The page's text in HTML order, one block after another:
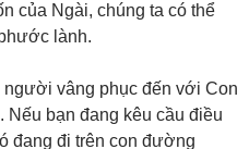
của Ngài, chúng ta có thể
lành.
vâng phục đến với Con
bạn đang kêu cầu điều
đang đi trên con đường